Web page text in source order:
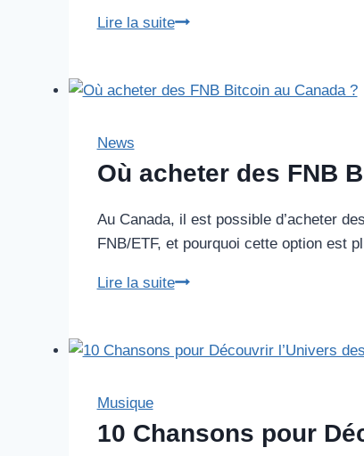
Lire la suiteMontréal
à
solaire
avril
2024
News
Où acheter des FNB
Au Canada, il est possible d’acheter
FNB/ETF, et pourquoi cette option est
Lire la suiteOù
FNB
Canada
Musique
10 Chansons pour